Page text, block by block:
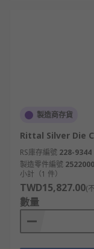
製造商存貨
Rittal Silver Die
RS庫存編號 228-9344
製造零件編號 2522000
小計（1 件）
TWD15,827.00(
數量